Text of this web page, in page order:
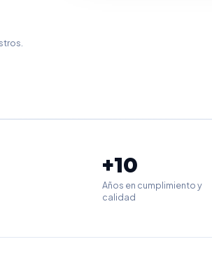
+10
Años en cumplimiento y
calidad